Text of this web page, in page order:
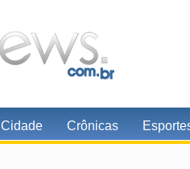
Cidade Crônicas